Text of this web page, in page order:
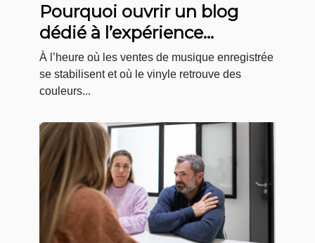
Pourquoi ouvrir un blog
dédié à l’expérience
boutique en musique
change la donne
À l’heure où les ventes de musique enregistrée
se stabilisent et où le vinyle retrouve des
couleurs...